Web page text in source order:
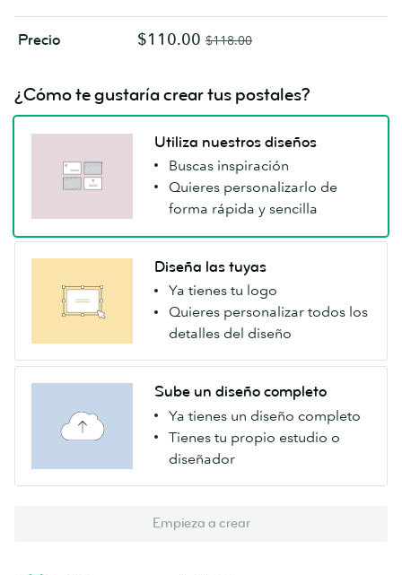
Precio $110.00 $118.00
¿Cómo te gustaría crear tus postales?
Utiliza nuestros diseños
Buscas inspiración
Quieres personalizarlo de
forma rápida y sencilla
Diseña las tuyas
Ya tienes tu logo
Quieres personalizar todos los
detalles del diseño
Sube un diseño completo
Ya tienes un diseño completo
Tienes tu propio estudio o
diseñador
Empieza a crear